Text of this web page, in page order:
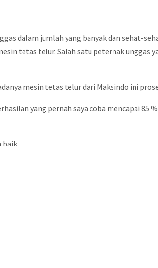
dalam jumlah yang banyak dan sehat-
tetas telur. Salah satu peternak unggas
mesin tetas telur dari Maksindo ini
yang pernah saya coba mencapai 85
baik.